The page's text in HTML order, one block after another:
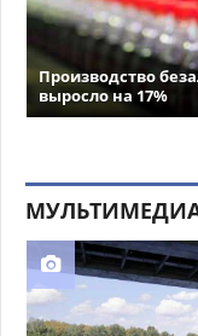
Производство
выросло на 17%